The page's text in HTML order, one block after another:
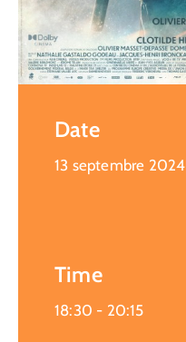
Date
13 septembre 2024
Time
18:30 - 20:15